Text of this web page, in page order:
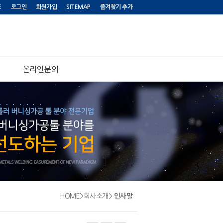
로그인 회원가입 SITEMAP 즐겨찾기 추가
온라인문의
현
HOME>회사소개 > 인사말